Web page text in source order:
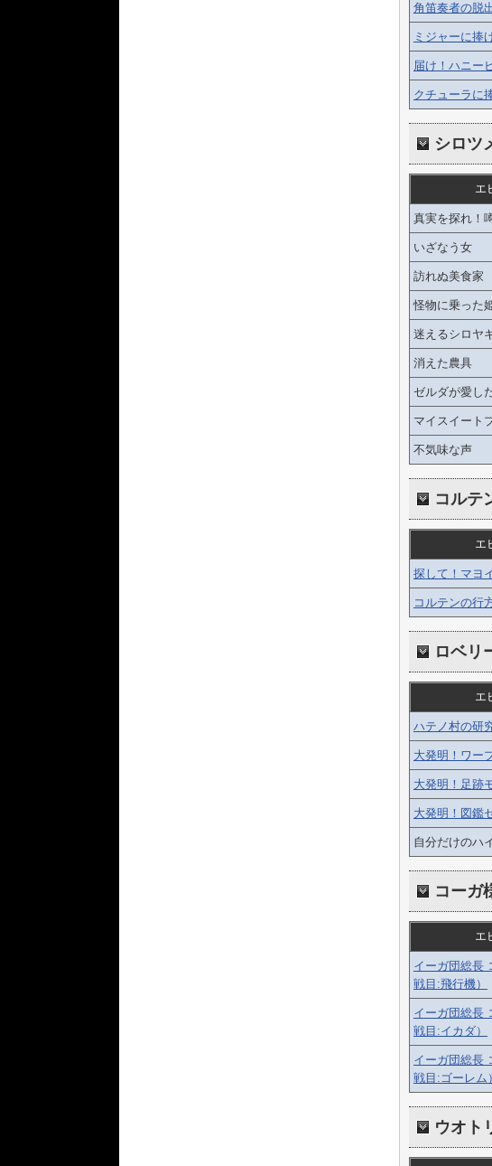
角笛奏者の脱
ミジャーに捧
届け！ハニー
クチューラに
シロツ
エ
真実を探れ！
いざなう女
訪れぬ美食家
怪物に乗った
迷えるシロヤ
消えた農具
ゼルダが愛し
マイスイート
不気味な声
コルテ
エ
探して！マヨ
コルテンの行
ロベリ
エ
ハテノ村の研
大発明！ワー
大発明！足跡
大発明！図鑑
自分だけのハ
コーガ
エ
イーガ団総長
戦目:飛行機）
イーガ団総長
戦目:イカダ）
イーガ団総長
戦目:ゴーレム）
ウオト